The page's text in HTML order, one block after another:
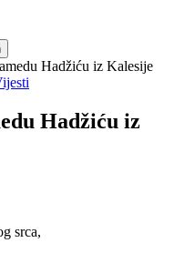
Hadžiću iz Kalesije
Hadžiću iz
srca,